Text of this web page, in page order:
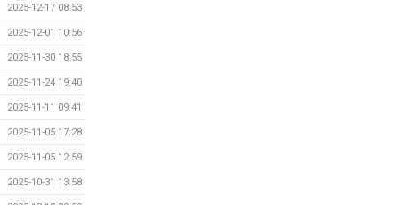
2025-12-17 08:53
2025-12-01 10:56
2025-11-30 18:55
2025-11-24 19:40
2025-11-11 09:41
2025-11-05 17:28
2025-11-05 12:59
2025-10-31 13:58